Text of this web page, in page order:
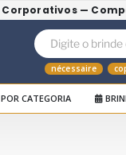
—
nécessaire
CATEGORIA